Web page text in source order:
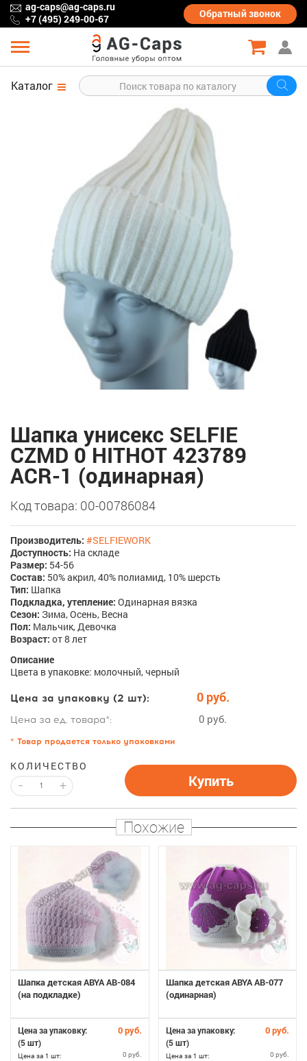
ag-caps@ag-caps.ru
+7 (495) 249-00-67
Обратныйзвонок
Каталог
Шапка унисекс SELFIE
CZMD 0 HITHOT 423789
ACR-1 (одинарная)
Код товара: 00-00786084
Производитель: #SELFIEWORK
Доступность: На складе
Размер: 54-56
Состав: 50% акрил, 40% полиамид, 10% шерсть
Тип: Шапка
Подкладка, утепление: Одинарная вязка
Сезон: Зима, Осень, Весна
Пол: Мальчик, Девочка
Возраст: от 8 лет
Описание
Цвета в упаковке: молочный, черный
Цена за упаковку (2 шт): 0 руб.
Цена за ед. товара*: 0 руб.
* Товар продается только упаковками
КОЛИЧЕСТВО
- + Купить
Похожие
Шапка детская ABYA AB-084
(на подкладке)
Цена за упаковку: 0 руб.
(5 шт)
Цена за 1 шт: 0 руб.
Шапка детская ABYA AB-077
(одинарная)
Цена за упаковку: 0 руб.
(5 шт)
Цена за 1 шт: 0 руб.